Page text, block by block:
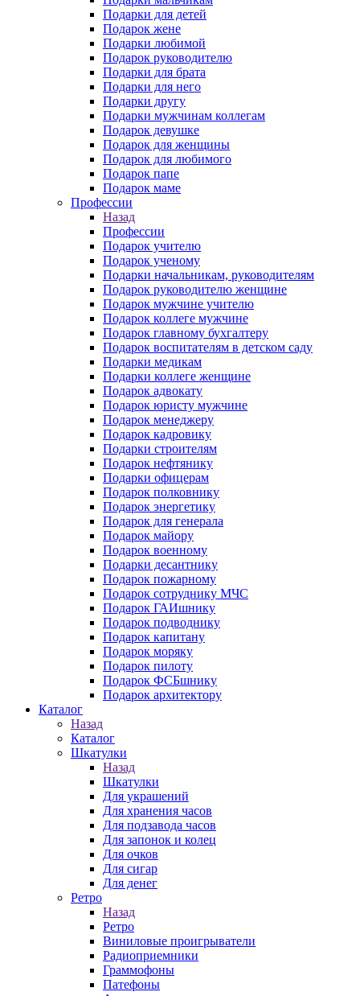
Подарки для детей
Подарок жене
Подарки любимой
Подарок руководителю
Подарки для брата
Подарки для него
Подарки другу
Подарки мужчинам коллегам
Подарок девушке
Подарок для женщины
Подарок для любимого
Подарок папе
Подарок маме
Профессии
Назад
Профессии
Подарок учителю
Подарок ученому
Подарки начальникам, руководителям
Подарок руководителю женщине
Подарок мужчине учителю
Подарок коллеге мужчине
Подарок главному бухгалтеру
Подарок воспитателям в детском саду
Подарки медикам
Подарки коллеге женщине
Подарок адвокату
Подарок юристу мужчине
Подарок менеджеру
Подарок кадровику
Подарки строителям
Подарок нефтянику
Подарки офицерам
Подарок полковнику
Подарок энергетику
Подарок для генерала
Подарок майору
Подарок военному
Подарки десантнику
Подарок пожарному
Подарок сотруднику МЧС
Подарок ГАИшнику
Подарок подводнику
Подарок капитану
Подарок моряку
Подарок пилоту
Подарок ФСБшнику
Подарок архитектору
Каталог
Назад
Каталог
Шкатулки
Назад
Шкатулки
Для украшений
Для хранения часов
Для подзавода часов
Для запонок и колец
Для очков
Для сигар
Для денег
Ретро
Назад
Ретро
Виниловые проигрыватели
Радиоприемники
Граммофоны
Патефоны